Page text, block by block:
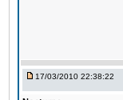
17/03/2010 22:38:22